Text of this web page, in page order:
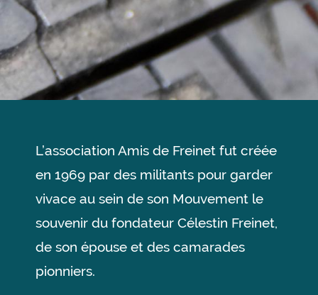
L’association Amis de Freinet fut créée
en 1969 par des militants pour garder
vivace au sein de son Mouvement le
souvenir du fondateur Célestin Freinet,
de son épouse et des camarades
pionniers.